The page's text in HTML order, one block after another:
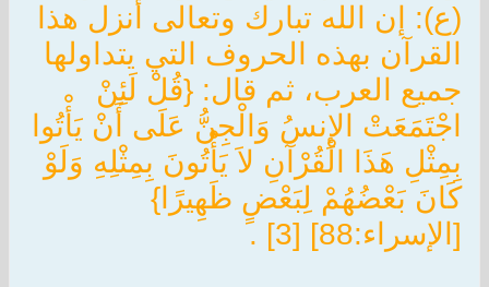
(ع): إن الله تبارك وتعالى أنزل هذا
القرآن بهذه الحروف التي يتداولها
جميع العرب، ثم قال: {قُلْ لَئِنْ
اجْتَمَعَتْ الإِنسُ وَالْجِنُّ عَلَى أَنْ يَأْتُوا
بِمِثْلِ هَذَا الْقُرْآنِ لاَ يَأْتُونَ بِمِثْلِهِ وَلَوْ
كَانَ بَعْضُهُمْ لِبَعْضٍ ظَهِيرًا}
[الإسراء:88] [3] .